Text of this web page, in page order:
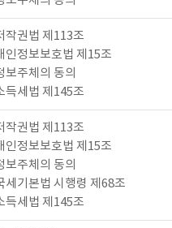
작권법 제113조
인정보보호법 제15조
보주체의 동의
득세법 제145조
작권법 제113조
인정보보호법 제15조
보주체의 동의
세기본법 시행령 제68조
득세법 제145조